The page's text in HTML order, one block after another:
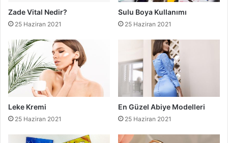
Zade Vital Nedir?
25 Haziran 2021
Sulu Boya Kullanımı
25 Haziran 2021
Leke Kremi
25 Haziran 2021
En Güzel Abiye Modelleri
25 Haziran 2021